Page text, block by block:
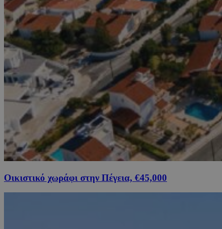
Οικιστικό χωράφι στην Πέγεια, €45,000